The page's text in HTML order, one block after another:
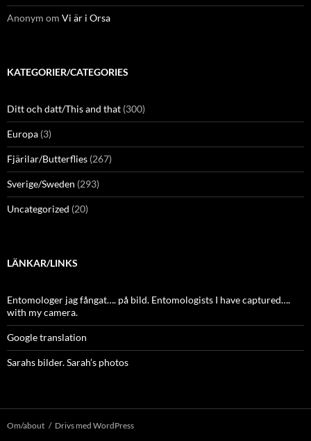
Anonym om Vi är i Orsa
KATEGORIER/CATEGORIES
Ditt och datt/This and that (300)
Europa (3)
Fjärilar/Butterflies (267)
Sverige/Sweden (293)
Uncategorized (20)
LÄNKAR/LINKS
Entomologer jag fångat…. på bild. Entomologists I have captured….
with my camera.
Google translation
Sarahs bilder. Sarah’s photos
Om/about Drivs med WordPress